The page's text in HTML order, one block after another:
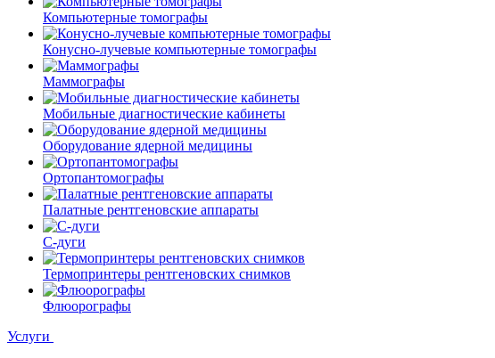
Компьютерные томографы
Конусно-лучевые компьютерные томографы
Маммографы
Мобильные диагностические кабинеты
Оборудование ядерной медицины
Ортопантомографы
Палатные рентгеновские аппараты
С-дуги
Термопринтеры рентгеновских снимков
Флюорографы
Услуги